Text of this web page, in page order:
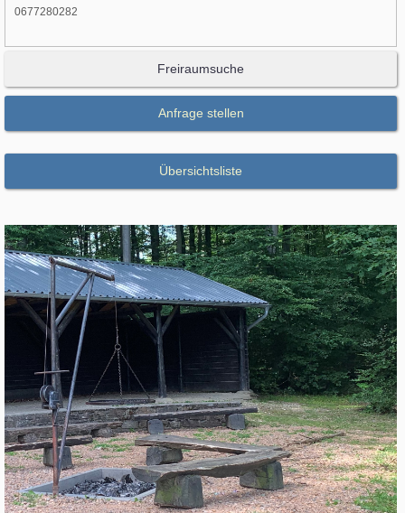
0677280282
Freiraumsuche
Anfrage stellen
Übersichtsliste